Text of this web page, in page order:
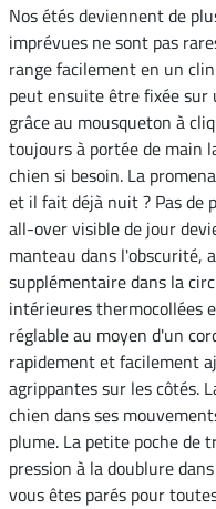
Nos étés deviennent de
imprévues ne sont pas
range facilement en un
peut ensuite être fixée sur
grâce au mousqueton à
toujours à portée de main
chien si besoin. La
et il fait déjà nuit ? Pas de
all-over visible de jour
manteau dans l'obscurité,
supplémentaire dans la
intérieures thermocollées
réglable au moyen d'un
rapidement et facilement
agrippantes sur les côtés.
chien dans ses
plume. La petite poche de
pression à la doublure
vous êtes parés pour